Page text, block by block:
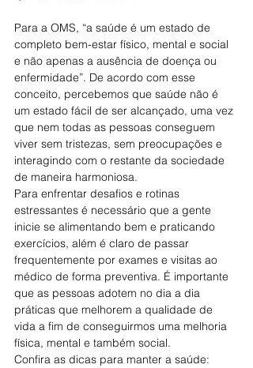
Para a OMS, “a saúde é um estado de
completo bem-estar físico, mental e social
e não apenas a ausência de doença ou
enfermidade”. De acordo com esse
conceito, percebemos que saúde não é
um estado fácil de ser alcançado, uma vez
que nem todas as pessoas conseguem
viver sem tristezas, sem preocupações e
interagindo com o restante da sociedade
de maneira harmoniosa.
Para enfrentar desafios e rotinas
estressantes é necessário que a gente
inicie se alimentando bem e praticando
exercícios, além é claro de passar
frequentemente por exames e visitas ao
médico de forma preventiva. É importante
que as pessoas adotem no dia a dia
práticas que melhorem a qualidade de
vida a fim de conseguirmos uma melhoria
física, mental e também social.
Confira as dicas para manter a saúde: